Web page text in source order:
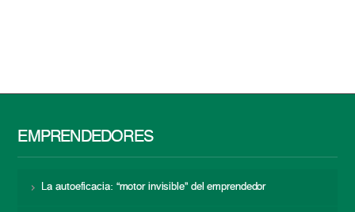
EMPRENDEDORES
La autoeficacia: “motor invisible” del emprendedor